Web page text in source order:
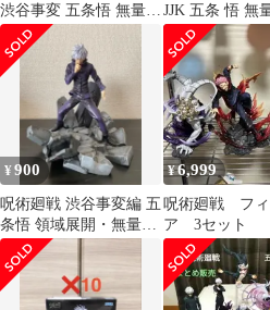
渋谷事変 五条悟 無量空
処 10個
JJK 五条 悟 無
品未開封 ✨
¥900
呪術廻戦 渋谷事変編 五
条悟 領域展開・無量空
処 FIGURIZMα SEGA
¥6,999
呪術廻戦 フィ
ア 3セット